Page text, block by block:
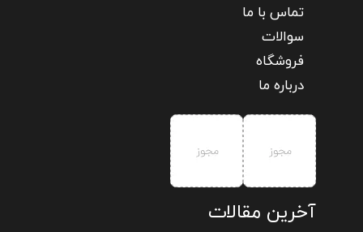
تماس با ما
سوالات
فروشگاه
درباره ما
آخرین مقالات